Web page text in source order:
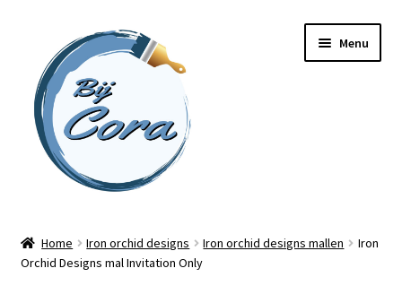
naar
navigatie
inhoud
Menu
Workshops
Home Iron orchid designs Iron orchid designs mallen
Iron
Orchid Designs mal Invitation Only